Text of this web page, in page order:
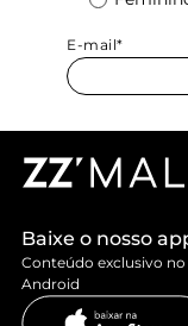
E-mail*
Baixe o nosso
Conteúdo exclusivo no
Android